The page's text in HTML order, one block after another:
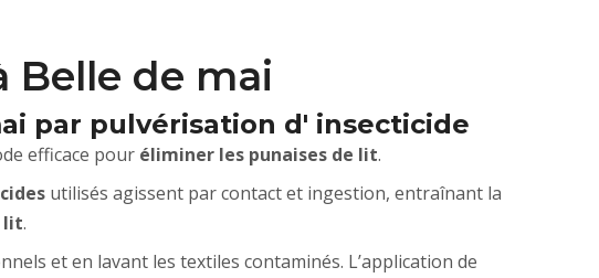
Belle de mai
par pulvérisation d' insecticide
efficace pour éliminer les punaises de lit.
utilisés agissent par contact et ingestion, entraînant la
lit.
et en lavant les textiles contaminés. L’application de